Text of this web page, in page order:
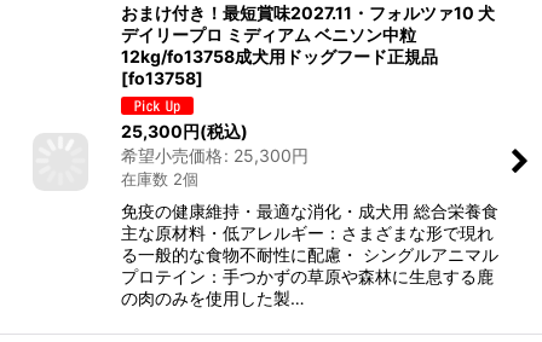
おまけ付き！最短賞味2027.11・フォルツァ10 犬
デイリープロ ミディアム ベニソン中粒
12kg/fo13758成犬用ドッグフード正規品
[fo13758]
25,300円(税込)
希望小売価格: 25,300円
在庫数 2個
免疫の健康維持・最適な消化・成犬用 総合栄養食
主な原材料・低アレルギー：さまざまな形で現れ
る一般的な食物不耐性に配慮・ シングルアニマル
プロテイン：手つかずの草原や森林に生息する鹿
の肉のみを使用した製…